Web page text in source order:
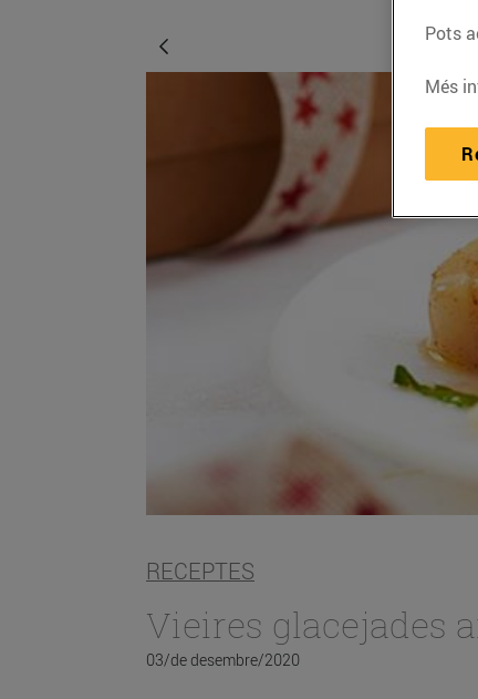
RECEPTES
Vieires glacejades
03/de desembre/2020
Pots
Més